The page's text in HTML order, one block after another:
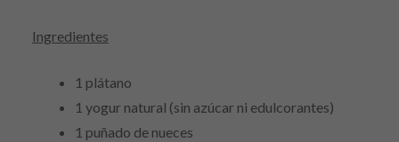
Ingredientes
1 plátano
1 yogur natural (sin azúcar ni edulcorantes)
1 puñado de nueces